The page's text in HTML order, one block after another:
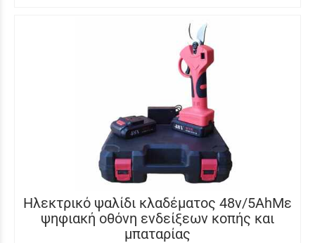
Ηλεκτρικό ψαλίδι κλαδέματος 48v/5AhΜε
ψηφιακή οθόνη ενδείξεων κοπής και
μπαταρίας